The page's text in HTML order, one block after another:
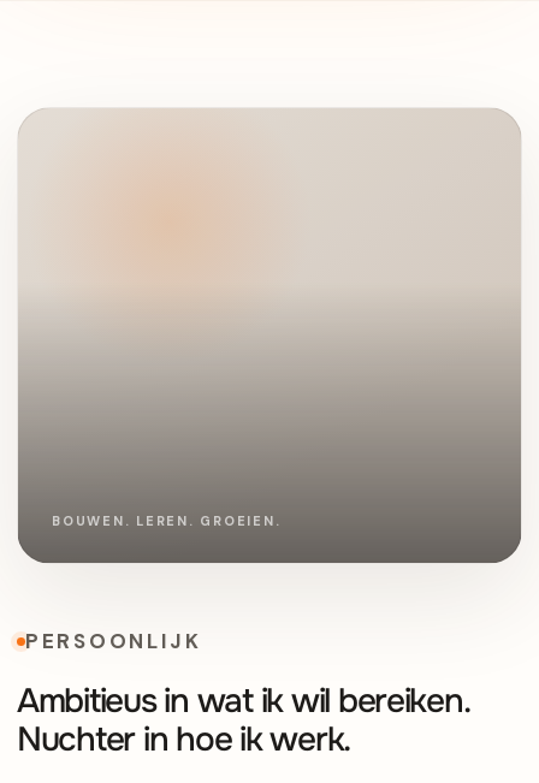
PERSOONLIJK
Ambitieus in wat ik wil bereiken.
Nuchter in hoe ik werk.